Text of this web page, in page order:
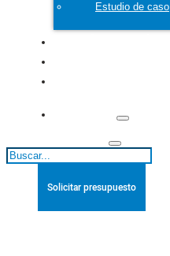
Estudio de caso
Buscar
Solicitar presupuesto